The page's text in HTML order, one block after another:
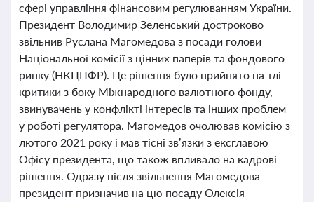
сфері управління фінансовим регулюванням України.
Президент Володимир Зеленський достроково
звільнив Руслана Магомедова з посади голови
Національної комісії з цінних паперів та фондового
ринку (НКЦПФР). Це рішення було прийнято на тлі
критики з боку Міжнародного валютного фонду,
звинувачень у конфлікті інтересів та інших проблем
у роботі регулятора. Магомедов очолював комісію з
лютого 2021 року і мав тісні зв’язки з ексглавою
Офісу президента, що також впливало на кадрові
рішення. Одразу після звільнення Магомедова
президент призначив на цю посаду Олексія